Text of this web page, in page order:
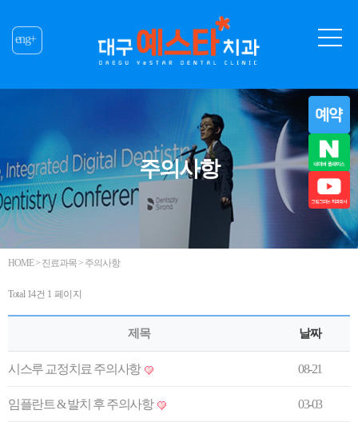
eng+
주의사항
HOME > 진료과목 > 주의사항
Total 14건 1 페이지
제목 날짜
시스루 교정치료 주의사항 08-21
임플란트 & 발치 후 주의사항 03-03